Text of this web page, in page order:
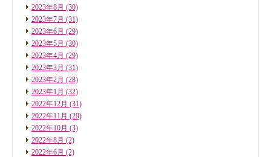
2023年8月 (30)
2023年7月 (31)
2023年6月 (29)
2023年5月 (30)
2023年4月 (29)
2023年3月 (31)
2023年2月 (28)
2023年1月 (32)
2022年12月 (31)
2022年11月 (29)
2022年10月 (3)
2022年8月 (2)
2022年6月 (2)